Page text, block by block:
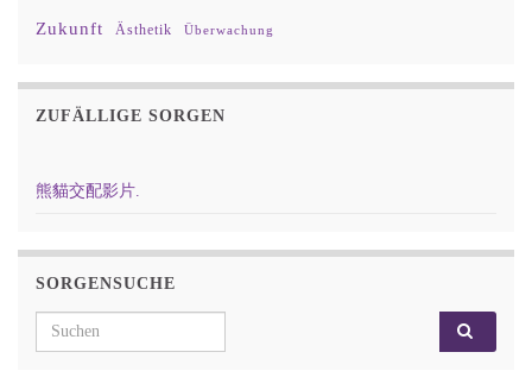
Zukunft Ästhetik Überwachung
ZUFÄLLIGE SORGEN
熊貓交配影片.
SORGENSUCHE
Search for: